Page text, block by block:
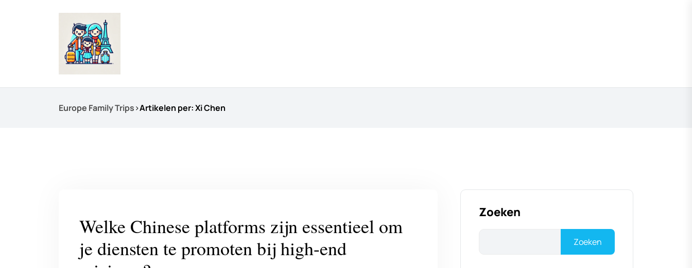
Europe Family Trips>Artikelen per: Xi Chen
Welke Chinese platforms zijn essentieel om
je diensten te promoten bij high-end
Zoeken
Zoeken